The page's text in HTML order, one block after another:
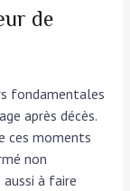
de
fondamentales
après décès.
ces moments
non
à faire